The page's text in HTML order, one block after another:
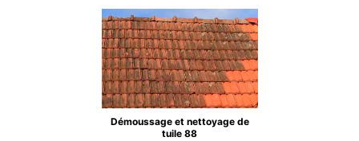
Démoussage et nettoyage de
tuile 88